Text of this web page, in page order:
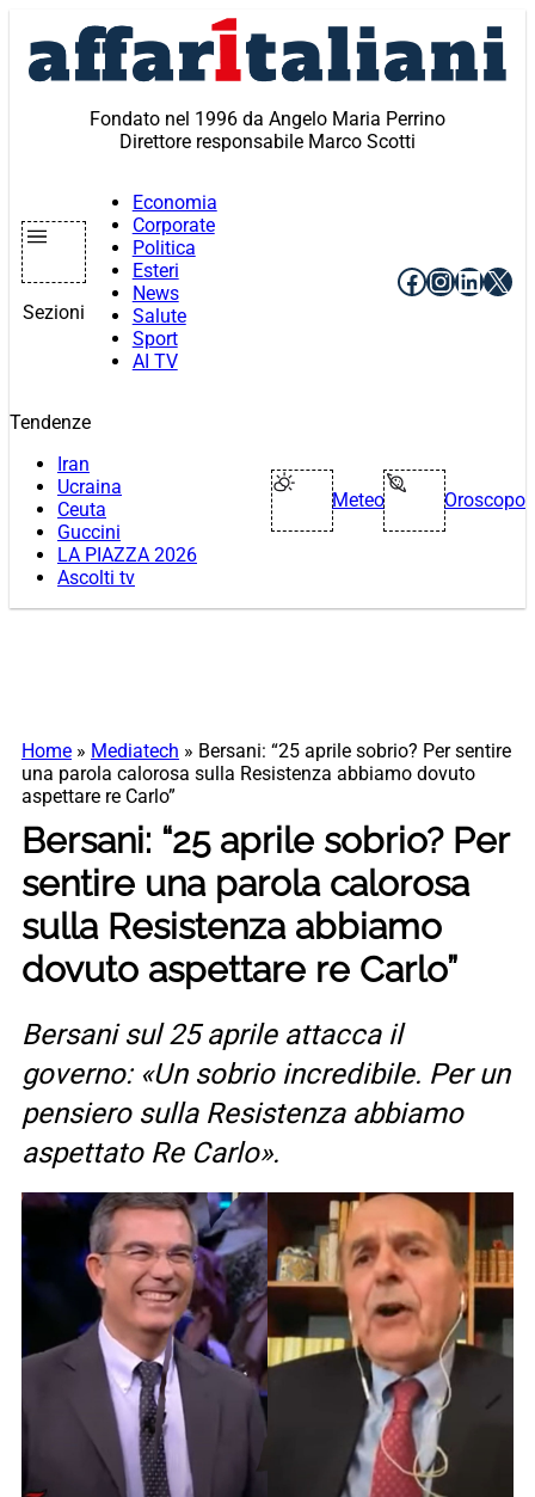
contenuto
Fondato nel 1996 da Angelo Maria Perrino
Direttore responsabile Marco Scotti
Sezioni
Economia
Corporate
Politica
Esteri
News
Salute
Sport
AI TV
Facebook
X
Tendenze
Iran
Ucraina
Ceuta
Guccini
LA PIAZZA 2026
Ascolti tv
Meteo Oroscopo
Home » Mediatech » Bersani: “25 aprile sobrio? Per sentire
una parola calorosa sulla Resistenza abbiamo dovuto
aspettare re Carlo”
Bersani: “25 aprile sobrio? Per
sentire una parola calorosa
sulla Resistenza abbiamo
dovuto aspettare re Carlo”
Bersani sul 25 aprile attacca il
governo: «Un sobrio incredibile. Per un
pensiero sulla Resistenza abbiamo
aspettato Re Carlo».